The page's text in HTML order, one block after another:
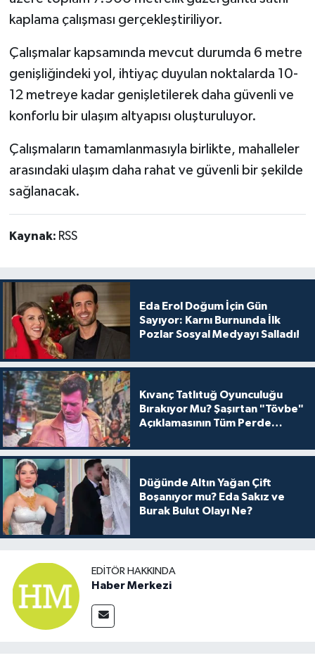
kaplama çalışması gerçekleştiriliyor.
Çalışmalar kapsamında mevcut durumda 6 metre
genişliğindeki yol, ihtiyaç duyulan noktalarda 10-
12 metreye kadar genişletilerek daha güvenli ve
konforlu bir ulaşım altyapısı oluşturuluyor.
Çalışmaların tamamlanmasıyla birlikte, mahalleler
arasındaki ulaşım daha rahat ve güvenli bir şekilde
sağlanacak.
Kaynak: RSS
Eda Erol Doğum İçin Gün
Sayıyor: Karnı Burnunda İlk
Pozlar Sosyal Medyayı Salladı!
Kıvanç Tatlıtuğ Oyunculuğu
Bırakıyor Mu? Şaşırtan "Tövbe"
Açıklamasının Tüm Perde
Düğünde Altın Yağan Çift
Boşanıyor mu? Eda Sakız ve
Burak Bulut Olayı Ne?
EDITÖR HAKKINDA
Haber Merkezi